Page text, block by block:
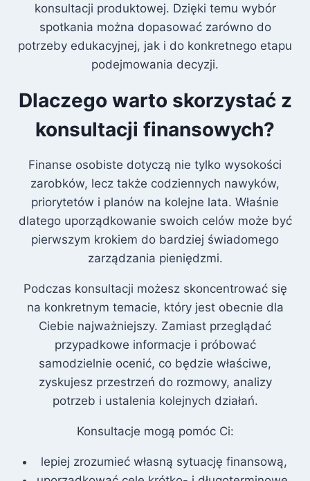
konsultacji produktowej. Dzięki temu wybór
spotkania można dopasować zarówno do
potrzeby edukacyjnej, jak i do konkretnego etapu
podejmowania decyzji.
Dlaczego warto skorzystać z
konsultacji finansowych?
Finanse osobiste dotyczą nie tylko wysokości
zarobków, lecz także codziennych nawyków,
priorytetów i planów na kolejne lata. Właśnie
dlatego uporządkowanie swoich celów może być
pierwszym krokiem do bardziej świadomego
zarządzania pieniędzmi.
Podczas konsultacji możesz skoncentrować się
na konkretnym temacie, który jest obecnie dla
Ciebie najważniejszy. Zamiast przeglądać
przypadkowe informacje i próbować
samodzielnie ocenić, co będzie właściwe,
zyskujesz przestrzeń do rozmowy, analizy
potrzeb i ustalenia kolejnych działań.
Konsultacje mogą pomóc Ci:
lepiej zrozumieć własną sytuację finansową,